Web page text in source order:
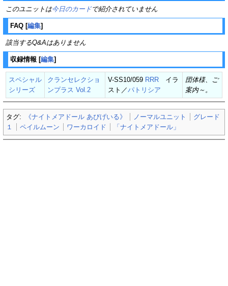
このユニットは今日のカードで紹介されていません
FAQ [編集]
該当するQ&Aはありません
収録情報 [編集]
スペシャル
シリーズ
クランセレクショ
ンプラス Vol.2
V-SS10/059 RRR イラ
スト／パトリシア
団体様、ご
案内～。
タグ: 《ナイトメアドール あびげいる》 ノーマルユニット
グレード
１
ペイルムーン ワーカロイド 「ナイトメアドール」